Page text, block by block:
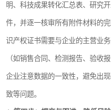
明、科技成果转化汇总表、研究
件，并逐一核审所有附件材料的
识产权证书需要与企业的主营业
（如销售合同、检测报告、验收
企业注意数据的一致性，避免出
致等问题。